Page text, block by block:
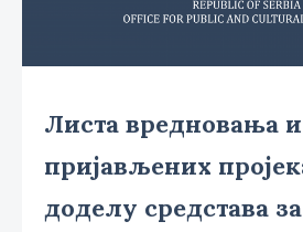
Листа вредновања
пријављених
доделу средстава за